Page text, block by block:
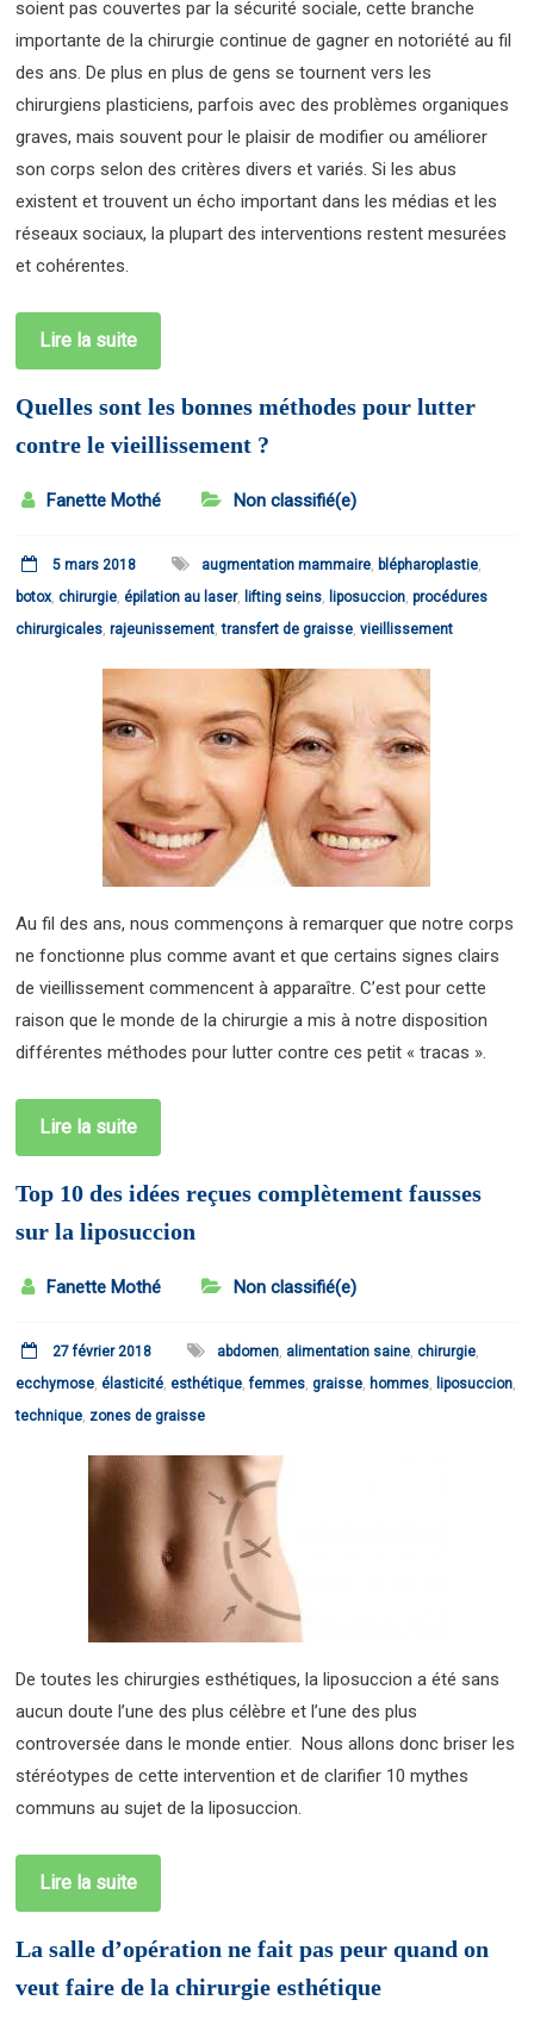
soient pas couvertes par la sécurité sociale, cette branche
importante de la chirurgie continue de gagner en notoriété au fil
des ans. De plus en plus de gens se tournent vers les
chirurgiens plasticiens, parfois avec des problèmes organiques
graves, mais souvent pour le plaisir de modifier ou améliorer
son corps selon des critères divers et variés. Si les abus
existent et trouvent un écho important dans les médias et les
réseaux sociaux, la plupart des interventions restent mesurées
et cohérentes.
Lire la suite
Quelles sont les bonnes méthodes pour lutter
contre le vieillissement ?
Fanette Mothé Non classifié(e)
5 mars 2018 augmentation mammaire, blépharoplastie,
botox,chirurgie,épilation au laser, lifting seins, liposuccion,procédures
chirurgicales,rajeunissement,transfert de graisse,vieillissement
Au fil des ans, nous commençons à remarquer que notre corps
ne fonctionne plus comme avant et que certains signes clairs
de vieillissement commencent à apparaître. C’est pour cette
raison que le monde de la chirurgie a mis à notre disposition
différentes méthodes pour lutter contre ces petit « tracas ».
Lire la suite
Top 10 des idées reçues complètement fausses
sur la liposuccion
Fanette Mothé Non classifié(e)
27 février 2018 abdomen, alimentation saine,chirurgie,
ecchymose,élasticité,esthétique,femmes,graisse, hommes, liposuccion,
technique, zones de graisse
De toutes les chirurgies esthétiques, la liposuccion a été sans
aucun doute l’une des plus célèbre et l’une des plus
controversée dans le monde entier. Nous allons donc briser les
stéréotypes de cette intervention et de clarifier 10 mythes
communs au sujet de la liposuccion.
Lire la suite
La salle d’opération ne fait pas peur quand on
veut faire de la chirurgie esthétique